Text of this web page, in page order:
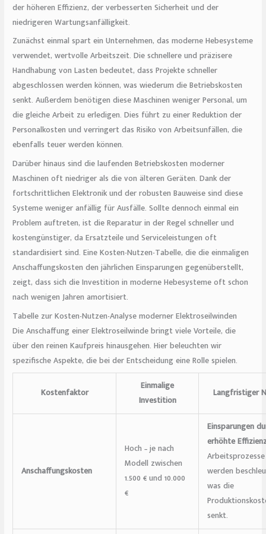
der höheren Effizienz, der verbesserten Sicherheit und der
niedrigeren Wartungsanfälligkeit.
Zunächst einmal spart ein Unternehmen, das moderne Hebesysteme
verwendet, wertvolle Arbeitszeit. Die schnellere und präzisere
Handhabung von Lasten bedeutet, dass Projekte schneller
abgeschlossen werden können, was wiederum die Betriebskosten
senkt. Außerdem benötigen diese Maschinen weniger Personal, um
die gleiche Arbeit zu erledigen. Dies führt zu einer Reduktion der
Personalkosten und verringert das Risiko von Arbeitsunfällen, die
ebenfalls teuer werden können.
Darüber hinaus sind die laufenden Betriebskosten moderner
Maschinen oft niedriger als die von älteren Geräten. Dank der
fortschrittlichen Elektronik und der robusten Bauweise sind diese
Systeme weniger anfällig für Ausfälle. Sollte dennoch einmal ein
Problem auftreten, ist die Reparatur in der Regel schneller und
kostengünstiger, da Ersatzteile und Serviceleistungen oft
standardisiert sind. Eine Kosten-Nutzen-Tabelle, die die einmaligen
Anschaffungskosten den jährlichen Einsparungen gegenüberstellt,
zeigt, dass sich die Investition in moderne Hebesysteme oft schon
nach wenigen Jahren amortisiert.
Tabelle zur Kosten-Nutzen-Analyse moderner Elektroseilwinden
Die Anschaffung einer Elektroseilwinde bringt viele Vorteile, die
über den reinen Kaufpreis hinausgehen. Hier beleuchten wir
spezifische Aspekte, die bei der Entscheidung eine Rolle spielen.
Kostenfaktor
Einmalige
Investition
Langfristiger
Anschaffungskosten
Hoch – je nach
Modell zwischen
1.500 € und 10.000
€
Einsparungen
erhöhte
Arbeitsprozesse
werden
was die
senkt.